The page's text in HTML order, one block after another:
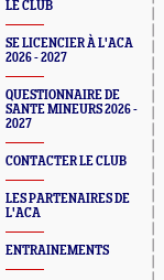
LE CLUB
SE LICENCIER À L'ACA
2026 - 2027
QUESTIONNAIRE DE
SANTE MINEURS 2026 -
2027
CONTACTER LE CLUB
LES PARTENAIRES DE
L'ACA
ENTRAINEMENTS